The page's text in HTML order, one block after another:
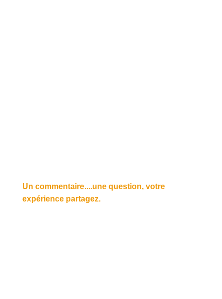
Un commentaire....une question, votre
expérience partagez.